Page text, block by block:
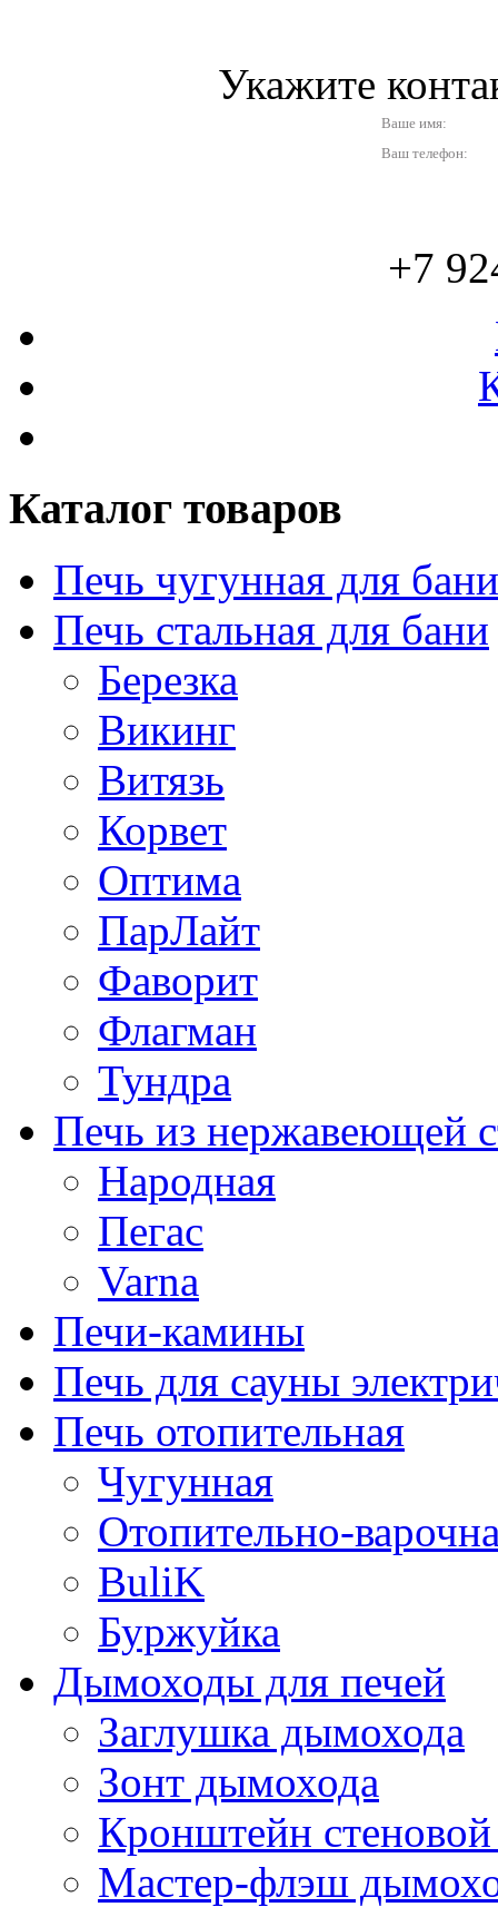
Укажите
Ваше имя:
Ваш телефон:
+7
Каталог товаров
Печь чугунная для бани
Печь стальная для бани
Березка
Викинг
Витязь
Корвет
Оптима
ПарЛайт
Фаворит
Флагман
Тундра
Печь из нержавеющей
Народная
Пегас
Varna
Печи-камины
Печь для сауны
Печь отопительная
Чугунная
Отопительно-
BuliK
Буржуйка
Дымоходы для печей
Заглушка дымохода
Зонт дымохода
Кронштейн
Мастер-флэш